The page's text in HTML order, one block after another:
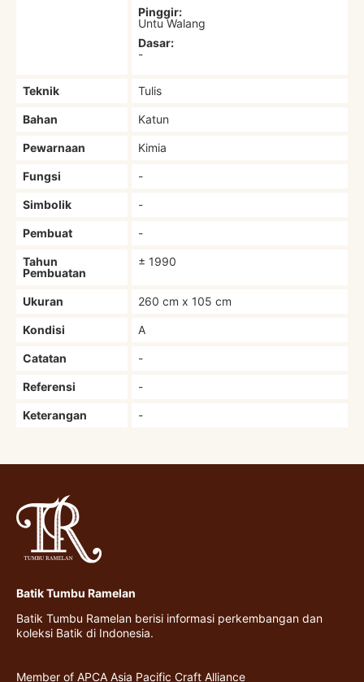
Pinggir:
Untu Walang
Dasar:
-
Teknik Tulis
Bahan Katun
Pewarnaan Kimia
Fungsi -
Simbolik -
Pembuat -
Tahun
Pembuatan
± 1990
Ukuran 260 cm x 105 cm
Kondisi A
Catatan -
Referensi -
Keterangan -
Batik Tumbu Ramelan
Batik Tumbu Ramelan berisi informasi perkembangan dan
koleksi Batik di Indonesia.
Member of APCA Asia Pacific Craft Alliance